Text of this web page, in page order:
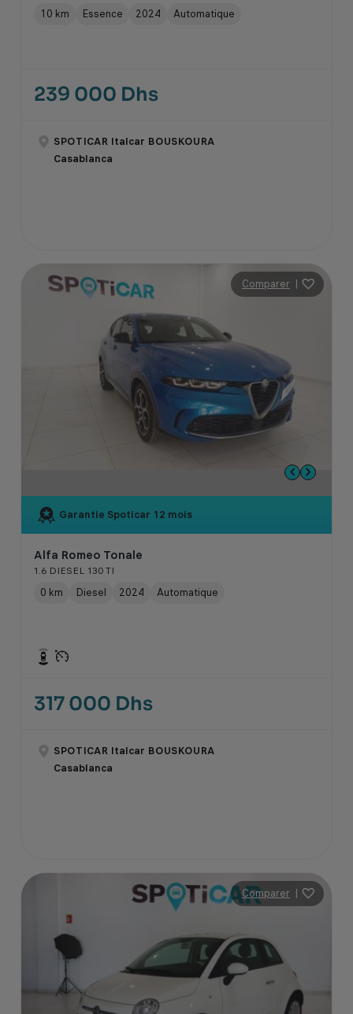
10 km Essence 2024 Automatique
239 000 Dhs
SPOTICAR Italcar BOUSKOURA
Casablanca
Comparer |
Garantie Spoticar 12 mois
Alfa Romeo Tonale
1.6 DIESEL 130 TI
0 km Diesel 2024 Automatique
317 000 Dhs
SPOTICAR Italcar BOUSKOURA
Casablanca
Comparer |